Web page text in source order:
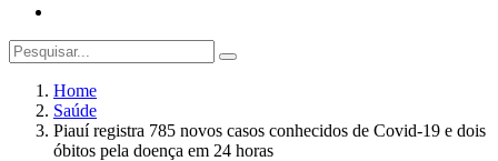
Home
Saúde
Piauí registra 785 novos casos conhecidos de Covid-19 e dois
óbitos pela doença em 24 horas